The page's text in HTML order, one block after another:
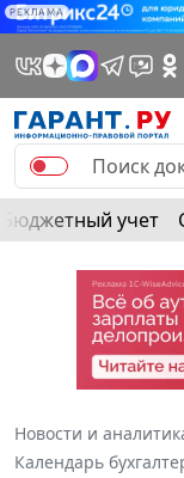
РЕКЛАМА
Бюджетный учет
Новости и
Календарь